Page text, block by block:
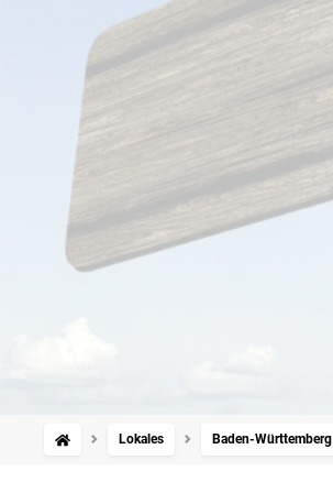
Lokales Baden-Württemberg